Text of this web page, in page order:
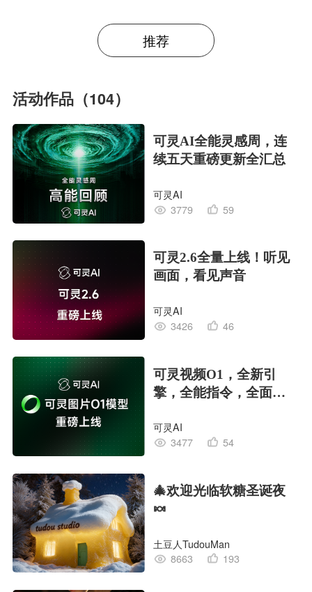
推荐
活动作品（104）
可灵AI全能灵感周，连
续五天重磅更新全汇总
可灵AI
3779
59
可灵2.6全量上线！听见
画面，看见声音
可灵AI
3426
46
可灵视频O1，全新引
擎，全能指令，全面掌
可灵AI
3477
54
🎄欢迎光临软糖圣诞夜
🍬
土豆人TudouMan
8663
193